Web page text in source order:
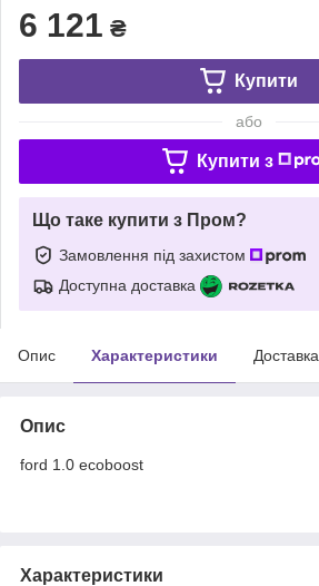
6 121 ₴
Купити
або
Купити з
Що таке купити з Пром?
Замовлення під захистом
Доступна доставка
Опис Характеристики Доставка
Опис
ford 1.0 ecoboost
Характеристики